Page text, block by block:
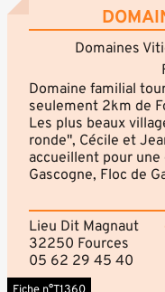
Domaines
Domaine familial
seulement 2km de
Les plus beaux
ronde", Cécile et
accueillent pour une
Gascogne, Floc de
Lieu Dit Magnaut
32250 Fources
05 62 29 45 40